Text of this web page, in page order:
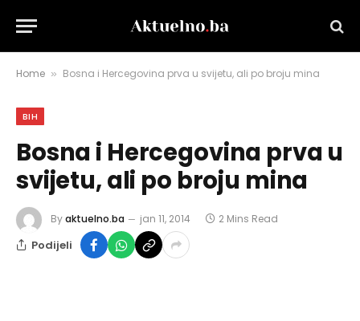
Home » Bosna i Hercegovina prva u svijetu, ali po broju mina
BIH
Bosna i Hercegovina prva u
svijetu, ali po broju mina
Byaktuelno.ba jan 11, 2014 2 Mins Read
Podijeli